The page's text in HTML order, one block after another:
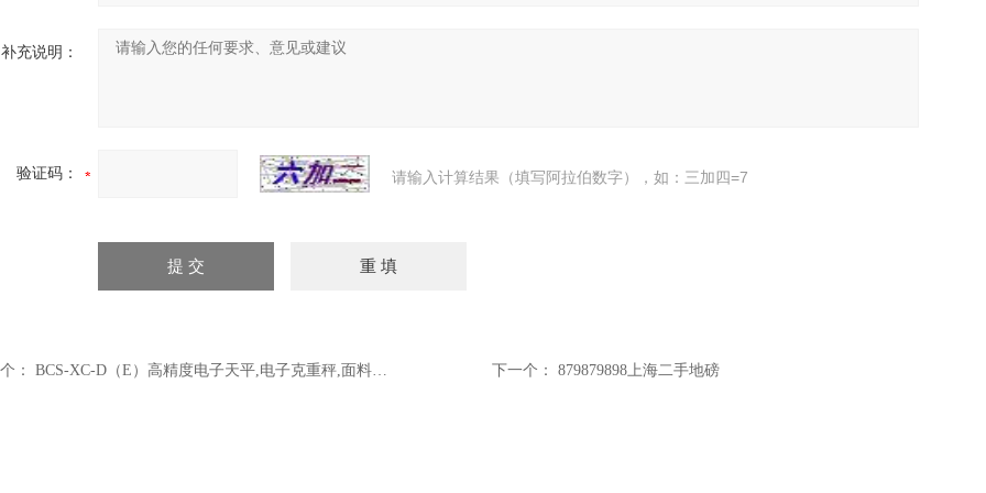
补充说明：
验证码： 请输入计算结果（填写阿拉伯数字），如：三加四=7
： BCS-XC-D（E）高精度电子天平,电子克重秤,面料克重仪,克重仪取样刀,纸张克重仪 下一个： 879879898上海二手地磅